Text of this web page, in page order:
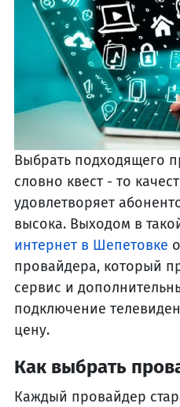
Выбрать подходящего
словно квест - то
удовлетворяет
высока. Выходом в
интернет в Шепетовке
провайдера, который
сервис и
подключение
цену.
Как выбрать
Каждый провайдер